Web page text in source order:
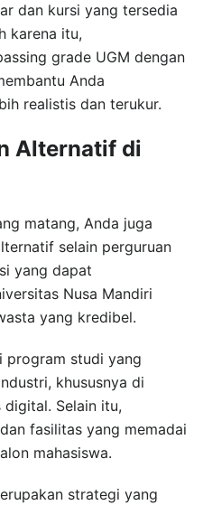
dan kursi yang tersedia
karena itu,
grade UGM dengan
Anda
realistis dan terukur.
Alternatif di
matang, Anda juga
selain perguruan
yang dapat
Nusa Mandiri
yang kredibel.
program studi yang
khususnya di
Selain itu,
fasilitas yang memadai
mahasiswa.
strategi yang